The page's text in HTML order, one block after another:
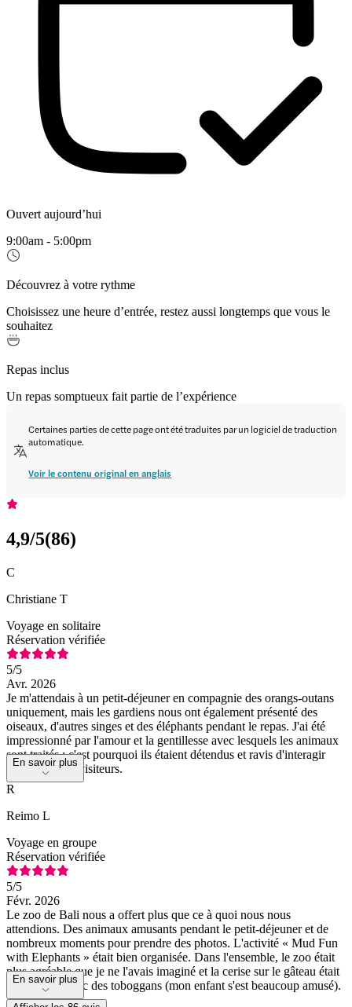
Ouvert aujourd’hui
9:00am - 5:00pm
Découvrez à votre rythme
Choisissez une heure d’entrée, restez aussi longtemps que vous le
souhaitez
Repas inclus
Un repas somptueux fait partie de l’expérience
Certaines parties de cette page ont été traduites par un logiciel de traduction
automatique.
Voir le contenu original en anglais
4,9/5(86)
C
Christiane T
Voyage en solitaire
Réservation vérifiée
5/5
Avr. 2026
Je m'attendais à un petit-déjeuner en compagnie des orangs-outans
uniquement, mais les gardiens nous ont également présenté des
oiseaux, d'autres singes et des éléphants pendant le repas. J'ai été
impressionné par l'amour et la gentillesse avec lesquels les animaux
sont traités ; c'est pourquoi ils étaient détendus et ravis d'interagir
avec nous, les visiteurs.
En savoir plus
R
Reimo L
Voyage en groupe
Réservation vérifiée
5/5
Févr. 2026
Le zoo de Bali nous a offert plus que ce à quoi nous nous
attendions. Des animaux amusants pendant le petit-déjeuner et de
nombreux moments pour prendre des photos. L'activité « Mud Fun
with Elephants » était bien organisée. Dans l'ensemble, le zoo était
plus agréable que je ne l'avais imaginé et la cerise sur le gâteau était
une piscine avec des toboggans (mon enfant s'est beaucoup amusé).
En savoir plus